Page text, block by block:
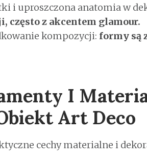
i uproszczona anatomia w
często z akcentem glamour.
kompozycji: formy są
I
Art Deco
cechy materialne i